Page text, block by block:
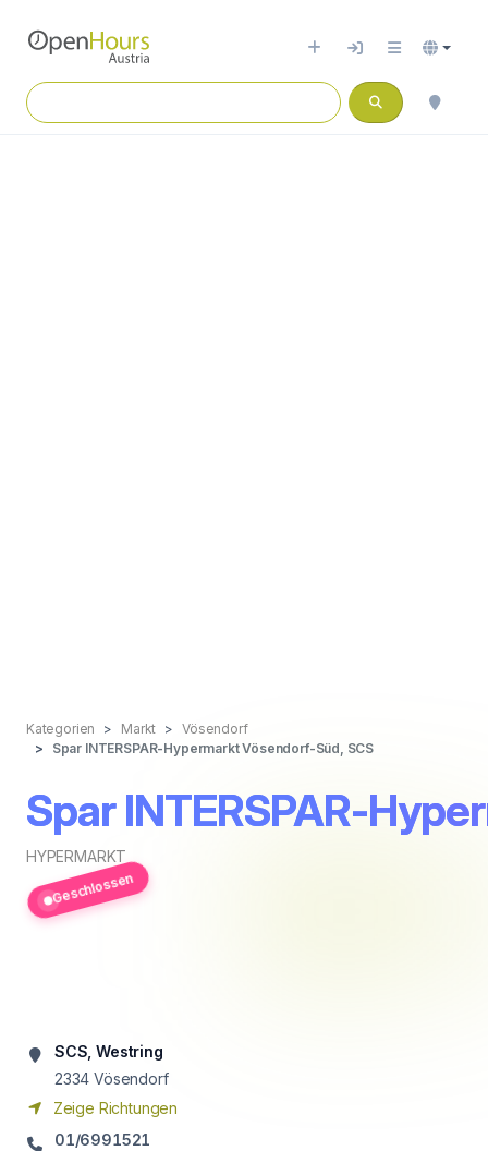
Kategorien Markt
Vösendorf
Spar INTERSPAR-Hypermarkt Vösendorf-Süd, SCS
Spar INTERSPAR-
HYPERMARKT
Geschlossen
SCS, Westring
2334 Vösendorf
Zeige Richtungen
01/6991521